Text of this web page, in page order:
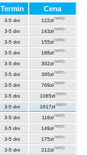
Termin Cena
3-5 dni 122zł netto
3-5 dni 143zł netto
3-5 dni 155zł netto
3-5 dni 188zł netto
3-5 dni 302zł netto
3-5 dni 395zł netto
3-5 dni 769zł netto
3-5 dni 1065zł netto
3-5 dni 1617zł netto
3-5 dni 118zł netto
3-5 dni 149zł netto
3-5 dni 175zł netto
3-5 dni 212zł netto